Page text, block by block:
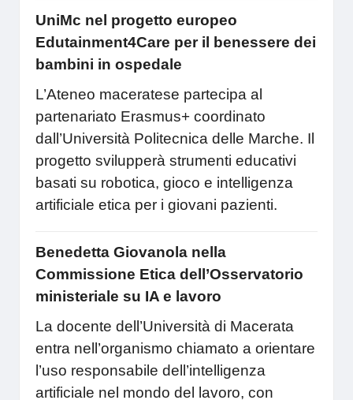
UniMc nel progetto europeo
Edutainment4Care per il benessere dei
bambini in ospedale
L’Ateneo maceratese partecipa al
partenariato Erasmus+ coordinato
dall’Università Politecnica delle Marche. Il
progetto svilupperà strumenti educativi
basati su robotica, gioco e intelligenza
artificiale etica per i giovani pazienti.
Benedetta Giovanola nella
Commissione Etica dell’Osservatorio
ministeriale su IA e lavoro
La docente dell’Università di Macerata
entra nell’organismo chiamato a orientare
l’uso responsabile dell’intelligenza
artificiale nel mondo del lavoro, con